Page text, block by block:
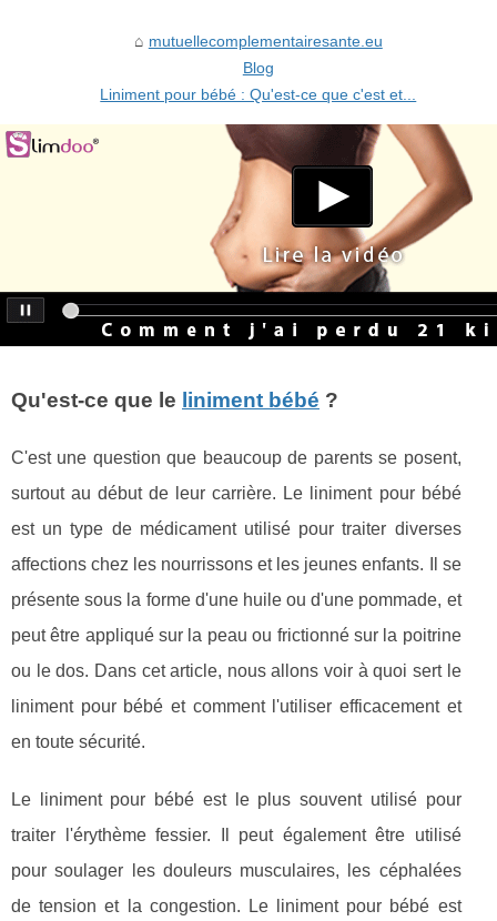
mutuellecomplementairesante.eu
Blog
Liniment pour bébé : Qu'est-ce que c'est et...
Qu'est-ce que le liniment bébé ?
C'est une question que beaucoup de parents se posent,
surtout au début de leur carrière. Le liniment pour bébé
est un type de médicament utilisé pour traiter diverses
affections chez les nourrissons et les jeunes enfants. Il se
présente sous la forme d'une huile ou d'une pommade, et
peut être appliqué sur la peau ou frictionné sur la poitrine
ou le dos. Dans cet article, nous allons voir à quoi sert le
liniment pour bébé et comment l'utiliser efficacement et
en toute sécurité.
Le liniment pour bébé est le plus souvent utilisé pour
traiter l'érythème fessier. Il peut également être utilisé
pour soulager les douleurs musculaires, les céphalées
de tension et la congestion. Le liniment pour bébé est